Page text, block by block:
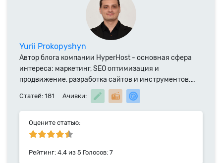
Yurii Prokopyshyn
Автор блога компании HyperHost - основная сфера
интереса: маркетинг, SEO оптимизация и
продвижение, разработка сайтов и инструментов.
Специалист компании HyperHost.UA с 2014 года.
Ранее преподаватель экономических наук в ТНЕУ,
автор научных публикаций а также статей и
монографий в соавторстве. Почта для прямой связи
yurii.pr@hyperhost.ua
Статей: 181 Ачивки:
Оцените статью:
Рейтинг: 4.4 из 5 Голосов: 7